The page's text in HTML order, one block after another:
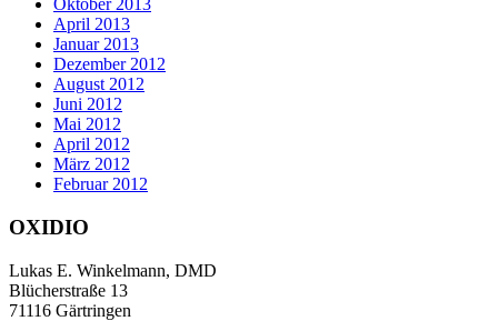
Oktober 2013
April 2013
Januar 2013
Dezember 2012
August 2012
Juni 2012
Mai 2012
April 2012
März 2012
Februar 2012
OXIDIO
Lukas E. Winkelmann, DMD
Blücherstraße 13
71116 Gärtringen